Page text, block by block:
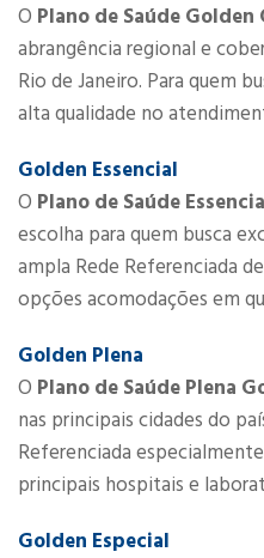
O Plano de Saúde Golden
abrangência ​regional e
Rio de Janeiro. Para quem
alta qualidade no
Golden Essencial
O Plano de Saúde
escolha para quem busca
ampla Rede Referenciada
opções acomodações em
Golden Plena
O Plano de Saúde Plena
nas principais cidades do
Referenciada
principais hospitais e
​​Golden Especial